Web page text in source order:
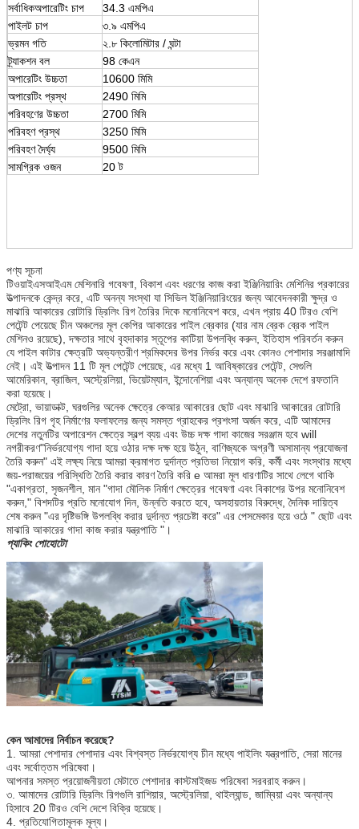
সর্বাধিকঅপারেটিং চাপ
34.3 এমপিএ
পাইলট চাপ
৩.৯ এমপিএ
ভ্রমন গতি
২.৮ কিলোমিটার / ঘন্টা
ট্র্যাকশন বল
98 কেএন
অপারেটিং উচ্চতা
10600 মিমি
অপারেটিং প্রস্থ
2490 মিমি
পরিবহণের উচ্চতা
2700 মিমি
পরিবহণ প্রস্থ
3250 মিমি
পরিবহণ দৈর্ঘ্য
9500 মিমি
সামগ্রিক ওজন
20 ট
পণ্য সূচনা
টিওয়াইএসআইএম মেশিনারি গবেষণা, বিকাশ এবং ধরণের কাজ করা ইঞ্জিনিয়ারিং মেশিনির প্রকারের
উত্পাদনকে কেন্দ্র করে, এটি অনন্য সংস্থা যা সিভিল ইঞ্জিনিয়ারিংয়ের জন্য আবেদনকারী ক্ষুদ্র ও
মাঝারি আকারের রোটারি ড্রিলিং রিগ তৈরির দিকে মনোনিবেশ করে, এখন প্রায় 40 টিরও বেশি
পেটেন্ট পেয়েছে চীন অঞ্চলের মূল কেপির আকারের পাইল ব্রেকার (যার নাম ব্রেক ব্রেক পাইল
মেশিনও রয়েছে), দক্ষতার সাথে বৃহদাকার স্তূপের কাটিয়া উপলব্ধি করুন, ইতিহাস পরিবর্তন করুন
যে পাইল কাটার ক্ষেত্রটি অভ্যন্তরীণ শ্রমিকদের উপর নির্ভর করে এবং কোনও পেশাদার সরঞ্জামাদি
নেই। এই উত্পাদন 11 টি মূল পেটেন্ট পেয়েছে, এর মধ্যে 1 আবিষ্কারের পেটেন্ট, সেগুলি
আমেরিকান, ব্রাজিল, অস্ট্রেলিয়া, ভিয়েটম্যান, ইন্দোনেশিয়া এবং অন্যান্য অনেক দেশে রফতানি
করা হয়েছে।
মেট্রো, ভায়াডাক্ট, ঘরগুলির অনেক ক্ষেত্রে কেআর আকারের ছোট এবং মাঝারি আকারের রোটারি
ড্রিলিং রিগ গৃহ নির্মাণের ফলাফলের জন্য সমস্ত গ্রাহকের প্রশংসা অর্জন করে, এটি আমাদের
দেশের নতুনটির অপারেশন ক্ষেত্রে স্বল্প ব্যয় এবং উচ্চ দক্ষ গাদা কাজের সরঞ্জাম হবে will
নগরীকরণ"নির্ভরযোগ্য গাদা হয়ে ওঠার দক্ষ দক্ষ হয়ে উঠুন, বাণিজ্যকে অগ্রণী অসামান্য প্রযোজনা
তৈরি করুন" এই লক্ষ্য নিয়ে আমরা ক্রমাগত দুর্দান্ত প্রতিভা নিয়োগ করি, কর্মী এবং সংস্থার মধ্যে
জয়-পরাজয়ের পরিস্থিতি তৈরি করার কারণ তৈরি করি e আমরা মূল ধারণাটির সাথে লেগে থাকি
"একাগ্রতা, সৃজনশীল, মান "গাদা মৌলিক নির্মাণ ক্ষেত্রের গবেষণা এবং বিকাশের উপর মনোনিবেশ
করুন," বিশদটির প্রতি মনোযোগ দিন, উন্নতি করতে হবে, অসহায়তার বিরুদ্ধে, দৈনিক দায়িত্ব
শেষ করুন "এর দৃষ্টিভঙ্গি উপলব্ধি করার দুর্দান্ত প্রচেষ্টা করে" এর পেসমেকার হয়ে ওঠে " ছোট এবং
মাঝারি আকারের গাদা কাজ করার যন্ত্রপাতি "।
প্যাকিং পোহোটো
কেন আমাদের নির্বাচন করেছে?
1. আমরা পেশাদার পেশাদার এবং বিশ্বস্ত নির্ভরযোগ্য চীন মধ্যে পাইলিং যন্ত্রপাতি, সেরা মানের
এবং সর্বোত্তম পরিষেবা।
আপনার সমস্ত প্রয়োজনীয়তা মেটাতে পেশাদার কাস্টমাইজড পরিষেবা সরবরাহ করুন।
৩. আমাদের রোটারি ড্রিলিং রিগগুলি রাশিয়ার, অস্ট্রেলিয়া, থাইল্যান্ড, জাম্বিয়া এবং অন্যান্য
হিসাবে 20 টিরও বেশি দেশে বিক্রি হয়েছে।
4. প্রতিযোগিতামূলক মূল্য।